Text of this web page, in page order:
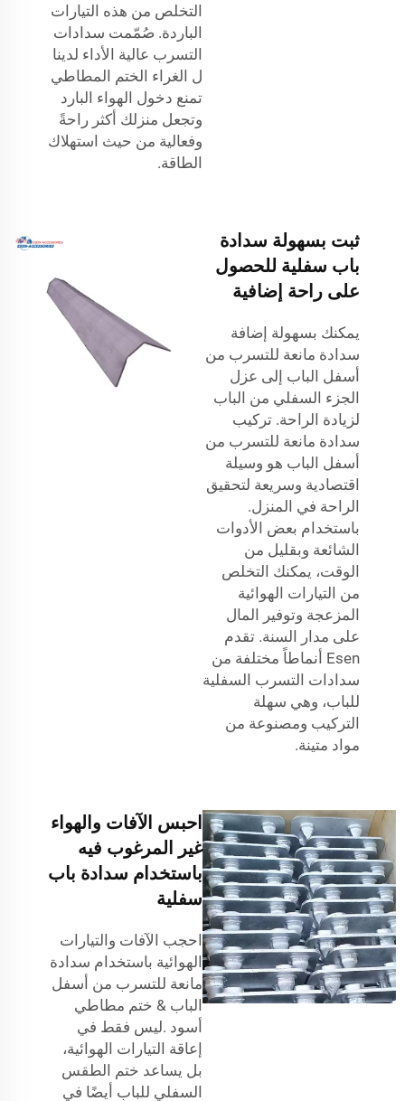
التخلص من هذه التيارات
الباردة. صُمّمت سدادات
التسرب عالية الأداء لدينا
ل الغراء الختم المطاطي
تمنع دخول الهواء البارد
وتجعل منزلك أكثر راحةً
وفعالية من حيث استهلاك
الطاقة.
ثبت بسهولة سدادة
باب سفلية للحصول
على راحة إضافية
يمكنك بسهولة إضافة
سدادة مانعة للتسرب من
أسفل الباب إلى عزل
الجزء السفلي من الباب
لزيادة الراحة. تركيب
سدادة مانعة للتسرب من
أسفل الباب هو وسيلة
اقتصادية وسريعة لتحقيق
الراحة في المنزل.
باستخدام بعض الأدوات
الشائعة وبقليل من
الوقت، يمكنك التخلص
من التيارات الهوائية
المزعجة وتوفير المال
على مدار السنة. تقدم
Esen أنماطاً مختلفة من
سدادات التسرب السفلية
للباب، وهي سهلة
التركيب ومصنوعة من
مواد متينة.
احبس الآفات والهواء
غير المرغوب فيه
باستخدام سدادة باب
سفلية
احجب الآفات والتيارات
الهوائية باستخدام سدادة
مانعة للتسرب من أسفل
الباب & ختم مطاطي
أسود .ليس فقط في
إعاقة التيارات الهوائية،
بل يساعد ختم الطقس
السفلي للباب أيضًا في